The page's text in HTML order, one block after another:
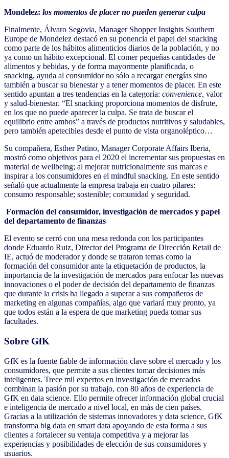
Mondelez: los momentos de placer no pueden generar culpa
Finalmente, Álvaro Segovia, Manager Shopper Insights Southern
Europe de Mondelez destacó en su ponencia el papel del snacking
como parte de los hábitos alimenticios diarios de la población, y no
ya como un hábito excepcional. El comer pequeñas cantidades de
alimentos y bebidas, y de forma mayormente planificada, o
snacking, ayuda al consumidor no sólo a recargar energías sino
también a buscar su bienestar y a tener momentos de placer. En este
sentido apuntan a tres tendencias en la categoría: convenience, valor
y salud-bienestar. “El snacking proporciona momentos de disfrute,
en los que no puede aparecer la culpa. Se trata de buscar el
equilibrio entre ambos” a través de productos nutritivos y saludables,
pero también apetecibles desde el punto de vista organoléptico…
Su compañera, Esther Patino, Manager Corporate Affairs Iberia,
mostró como objetivos para el 2020 el incrementar sus propuestas en
material de wellbeing; al mejorar nutricionalmente sus marcas e
inspirar a los consumidores en el mindful snacking. En este sentido
señaló que actualmente la empresa trabaja en cuatro pilares:
consumo responsable; sostenible; comunidad y seguridad.
Formación del consumidor, investigación de mercados y papel
del departamento de finanzas
El evento se cerró con una mesa redonda con los participantes
donde Eduardo Ruiz, Director del Programa de Dirección Retail de
IE, actuó de moderador y donde se trataron temas como la
formación del consumidor ante la etiquetación de productos, la
importancia de la investigación de mercados para enfocar las nuevas
innovaciones o el poder de decisión del departamento de finanzas
que durante la crisis ha llegado a superar a sus compañeros de
marketing en algunas compañías, algo que variará muy pronto, ya
que todos están a la espera de que marketing pueda tomar sus
facultades.
Sobre GfK
GfK es la fuente fiable de información clave sobre el mercado y los
consumidores, que permite a sus clientes tomar decisiones más
inteligentes. Trece mil expertos en investigación de mercados
combinan la pasión por su trabajo, con 80 años de experiencia de
GfK en data science. Ello permite ofrecer información global crucial
e inteligencia de mercado a nivel local, en más de cien países.
Gracias a la utilización de sistemas innovadores y data science, GfK
transforma big data en smart data apoyando de esta forma a sus
clientes a fortalecer su ventaja competitiva y a mejorar las
experiencias y posibilidades de elección de sus consumidores y
usuarios.